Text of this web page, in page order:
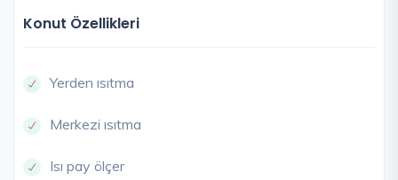
Konut Özellikleri
Yerden ısıtma
Merkezi ısıtma
Isı pay ölçer